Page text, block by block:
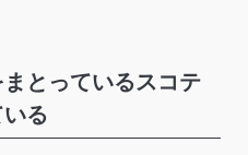
とっているスコテ
る